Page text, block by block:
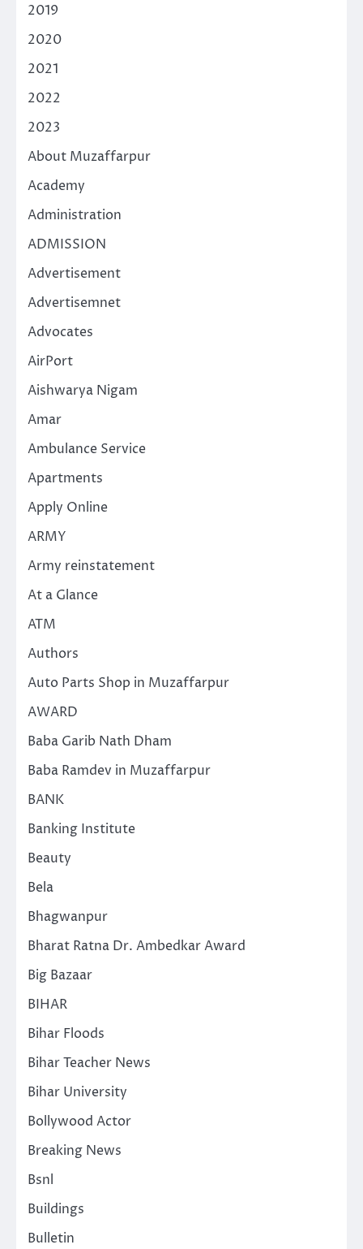
2019
2020
2021
2022
2023
About Muzaffarpur
Academy
Administration
ADMISSION
Advertisement
Advertisemnet
Advocates
AirPort
Aishwarya Nigam
Amar
Ambulance Service
Apartments
Apply Online
ARMY
Army reinstatement
At a Glance
ATM
Authors
Auto Parts Shop in Muzaffarpur
AWARD
Baba Garib Nath Dham
Baba Ramdev in Muzaffarpur
BANK
Banking Institute
Beauty
Bela
Bhagwanpur
Bharat Ratna Dr. Ambedkar Award
Big Bazaar
BIHAR
Bihar Floods
Bihar Teacher News
Bihar University
Bollywood Actor
Breaking News
Bsnl
Buildings
Bulletin